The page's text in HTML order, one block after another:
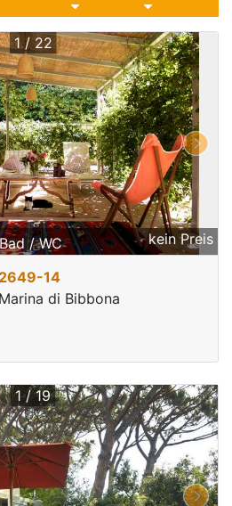
/ WC kein Preis
1 / 22
14
di Bibbona
1 / 19